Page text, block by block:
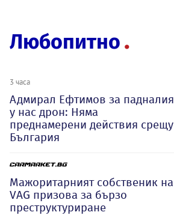
Любопитно
3 часа
Адмирал Ефтимов за падналия
у нас дрон: Няма
преднамерени действия срещу
България
Мажоритарният собственик на
VAG призова за бързо
преструктуриране